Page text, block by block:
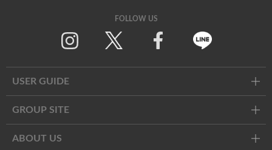
FOLLOW US
USER GUIDE
GROUP SITE
ABOUT US